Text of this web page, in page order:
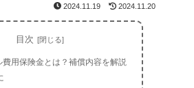
2024.11.19 2024.11.20
目次
費用保険金とは？補償内容を解説